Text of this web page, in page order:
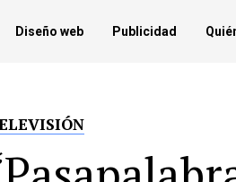
Diseño web Publicidad